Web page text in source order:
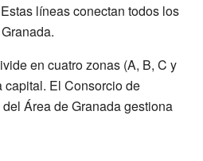
líneas conectan todos los
en cuatro zonas (A, B, C y
capital. El Consorcio de
Área de Granada gestiona